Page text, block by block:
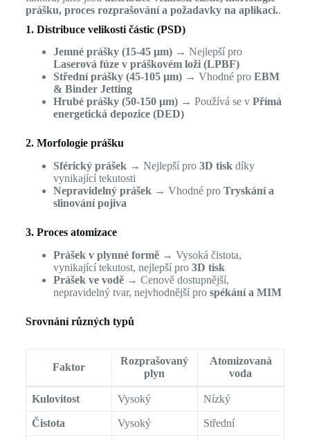
prášku, proces rozprašování a požadavky na aplikaci..
1. Distribuce velikosti částic (PSD)
Jemné prášky (15-45 µm)→ Nejlepší pro
Laserová fúze v práškovém loži (LPBF)
Střední prášky (45-105 µm)→ Vhodné pro EBM
& Binder Jetting
Hrubé prášky (50-150 µm)→ Používá se v Přímá
energetická depozice (DED)
2. Morfologie prášku
Sférický prášek→ Nejlepší pro 3D tiskdíky
vynikající tekutosti
Nepravidelný prášek→ Vhodné pro Tryskání a
slinování pojiva
3. Proces atomizace
Prášek v plynné formě→ Vysoká čistota,
vynikající tekutost, nejlepší pro 3D tisk
Prášek ve vodě→ Cenově dostupnější,
nepravidelný tvar, nejvhodnější pro spékání a MIM
Srovnání různých typů
Faktor
Rozprašovaný
plyn
Atomizovaná
voda
Kulovitost Vysoký Nízký
Čistota Vysoký Střední